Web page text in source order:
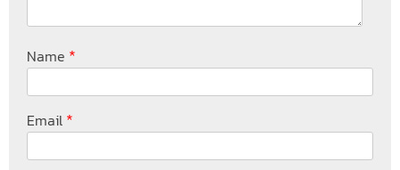
Name *
Email *